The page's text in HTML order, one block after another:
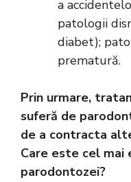
a
patologii
diabet);
prematură.
Prin urmare,
suferă de
de a contracta
Care este cel
parodontozei?